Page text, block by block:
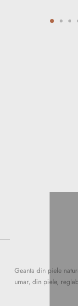
Geanta din piele
umar, din piele,